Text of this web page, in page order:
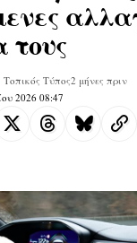
τους
2026 08:47
Τοπικός Τύπος2 μήνες πριν